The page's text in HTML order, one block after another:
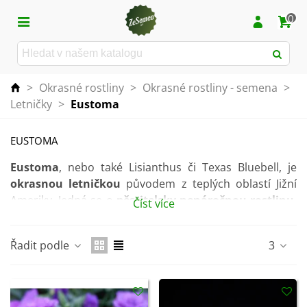
0
> Okrasné rostliny > Okrasné rostliny - semena >
Letničky > Eustoma
EUSTOMA
Eustoma, nebo také Lisianthus či Texas Bluebell, je
okrasnou letničkou původem z teplých oblastí Jižní
Ameriky. Jedná se o
pěstitelsky nenáročnou rostlinu
Velké květy trubkovitého tvarujsoujednoduché či
dvojitéa dostupnév široké škále barev
– bílé, růžové,
Číst více
Řadit podle 3